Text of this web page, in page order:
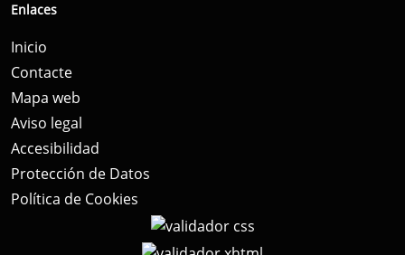
Enlaces
Inicio
Contacte
Mapa web
Aviso legal
Accesibilidad
Protección de Datos
Política de Cookies